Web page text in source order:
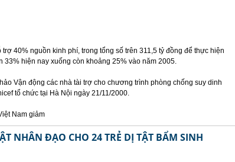
40% nguồn kinh phí, trong tổng số trên 311,5 tỷ đồng để thực hiện
hiện nay xuống còn khoảng 25% vào năm 2005.
Vận động các nhà tài trợ cho chương trình phòng chống suy dinh
tổ chức tại Hà Nội ngày 21/11/2000.
Nam giảm
NHÂN ĐẠO CHO 24 TRẺ DỊ TẬT BẨM SINH